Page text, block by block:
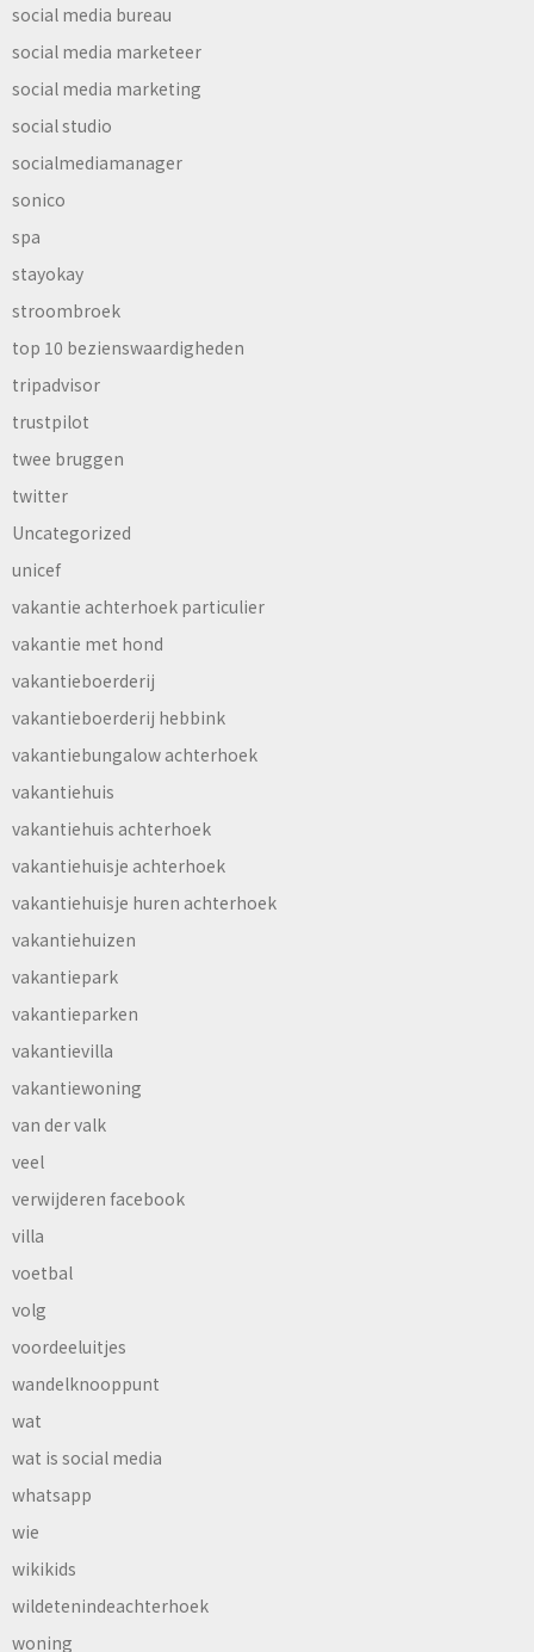
social media bureau
social media marketeer
social media marketing
social studio
socialmediamanager
sonico
spa
stayokay
stroombroek
top 10 bezienswaardigheden
tripadvisor
trustpilot
twee bruggen
twitter
Uncategorized
unicef
vakantie achterhoek particulier
vakantie met hond
vakantieboerderij
vakantieboerderij hebbink
vakantiebungalow achterhoek
vakantiehuis
vakantiehuis achterhoek
vakantiehuisje achterhoek
vakantiehuisje huren achterhoek
vakantiehuizen
vakantiepark
vakantieparken
vakantievilla
vakantiewoning
van der valk
veel
verwijderen facebook
villa
voetbal
volg
voordeeluitjes
wandelknooppunt
wat
wat is social media
whatsapp
wie
wikikids
wildetenindeachterhoek
woning